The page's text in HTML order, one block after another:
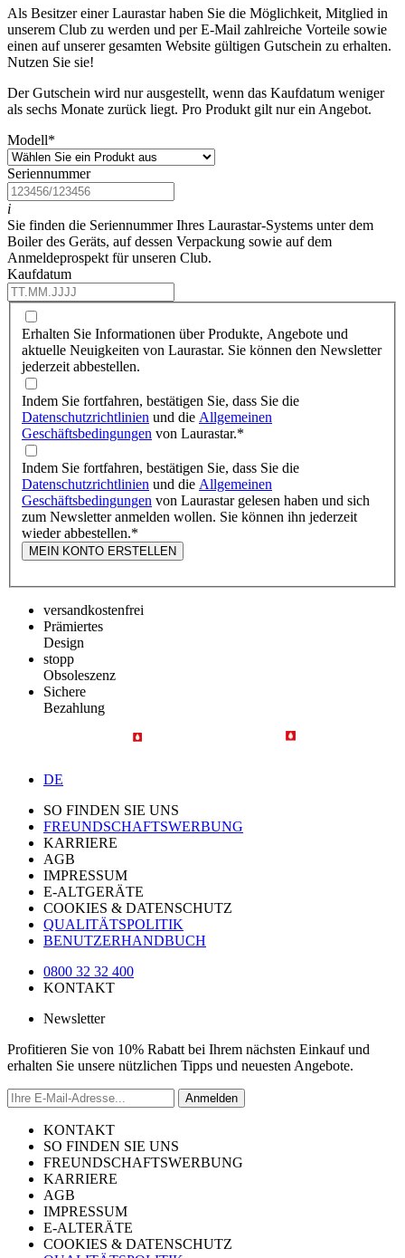
Als Besitzer einer Laurastar haben Sie die Möglichkeit, Mitglied in
unserem Club zu werden und per E-Mail zahlreiche Vorteile sowie
einen auf unserer gesamten Website gültigen Gutschein zu erhalten.
Nutzen Sie sie!
Der Gutschein wird nur ausgestellt, wenn das Kaufdatum weniger
als sechs Monate zurück liegt. Pro Produkt gilt nur ein Angebot.
Modell*
Seriennummer
i
Sie finden die Seriennummer Ihres Laurastar-Systems unter dem
Boiler des Geräts, auf dessen Verpackung sowie auf dem
Anmeldeprospekt für unseren Club.
Kaufdatum
Erhalten Sie Informationen über Produkte, Angebote und
aktuelle Neuigkeiten von Laurastar. Sie können den Newsletter
jederzeit abbestellen.
Indem Sie fortfahren, bestätigen Sie, dass Sie die
Datenschutzrichtlinien und die Allgemeinen
Geschäftsbedingungen von Laurastar.*
Indem Sie fortfahren, bestätigen Sie, dass Sie die
Datenschutzrichtlinien und die Allgemeinen
Geschäftsbedingungen von Laurastar gelesen haben und sich
zum Newsletter anmelden wollen. Sie können ihn jederzeit
wieder abbestellen.*
MEIN KONTO ERSTELLEN
versandkostenfrei
Prämiertes
Design
stopp
Obsoleszenz
Sichere
Bezahlung
DE
SO FINDEN SIE UNS
FREUNDSCHAFTSWERBUNG
KARRIERE
AGB
IMPRESSUM
E-ALTGERÄTE
COOKIES & DATENSCHUTZ
QUALITÄTSPOLITIK
BENUTZERHANDBUCH
0800 32 32 400
KONTAKT
Newsletter
Profitieren Sie von 10% Rabatt bei Ihrem nächsten Einkauf und
erhalten Sie unsere nützlichen Tipps und neuesten Angebote.
Anmelden
KONTAKT
SO FINDEN SIE UNS
FREUNDSCHAFTSWERBUNG
KARRIERE
AGB
IMPRESSUM
E-ALTERÄTE
COOKIES & DATENSCHUTZ